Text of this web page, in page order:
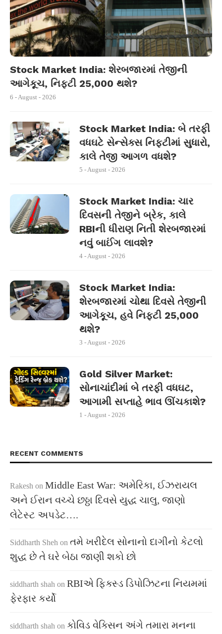
Stock Market India: શેરબજારમાં તેજીની
આગેકૂચ, નિફ્ટી 25,000 થશે?
6 - August - 2026
Stock Market India: બે તરફી
વધઘટે સેન્સેક્સ નિફ્ટીમાં સુધારો,
કાલે તેજી આગળ વધશે?
5 - August - 2026
Stock Market India: ચાર
દિવસની તેજીને બ્રેક, કાલે
RBIની ધીરાણ નિતી શેરબજારમાં
નવું બાઈંગ લાવશે?
4 - August - 2026
Stock Market India:
શેરબજારમાં ચોથા દિવસે તેજીની
આગેકૂચ, હવે નિફ્ટી 25,000
થશે?
3 - August - 2026
Gold Silver Market:
સોનાચાંદીમાં બે તરફી વધઘટ,
આગામી સપ્તાહે ભાવ ઊંચકાશે?
1 - August - 2026
RECENT COMMENTS
Rakesh on Middle East War: અમેરિકા, ઈઝરાયલ
અને ઈરાન વચ્ચે છઠ્ઠા દિવસે યુદ્ધ ચાલુ, જાણો
લેટેસ્ટ અપડેટ….
Siddharth Sheh on તમે ખરીદેલ સોનાનો દાગીનો કેટલો
શુદ્ધ છે તે ઘરે બેઠા જાણી શકો છો
siddharth shah on RBIએ ફિક્સ્ડ ડિપોઝિટના નિયમમાં
ફેરફાર કર્યો
siddharth shah on કોવિડ વેક્સિન અંગે તમારા મનના